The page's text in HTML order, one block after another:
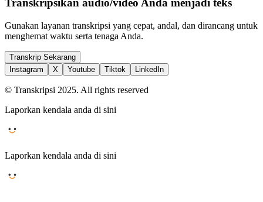
Transkripsikan audio/video Anda menjadi teks
Gunakan layanan transkripsi yang cepat, andal, dan dirancang untuk
menghemat waktu serta tenaga Anda.
Transkrip Sekarang
Instagram
X Youtube Tiktok LinkedIn
© Transkripsi 2025. All rights reserved
Laporkan kendala anda di sini
Laporkan kendala anda di sini